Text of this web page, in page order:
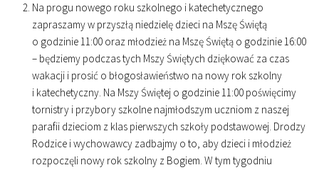
Na progu nowego roku szkolnego i katechetycznego
zapraszamy w przyszłą niedzielę dzieci na Mszę Świętą
o godzinie11:00 oraz młodzież na Mszę Świętą o godzinie16:00
– będziemy podczas tych Mszy Świętych dziękować za czas
wakacji i prosić o błogosławieństwo na nowy rok szkolny
i katechetyczny. Na Mszy Świętej o godzinie11:00 poświęcimy
tornistry i przybory szkolne najmłodszym uczniom z naszej
parafii dzieciom z klas pierwszych szkoły podstawowej. Drodzy
Rodzice i wychowawcy zadbajmy o to, aby dzieci i młodzież
rozpoczęli nowy rok szkolny z Bogiem. W tym tygodniu